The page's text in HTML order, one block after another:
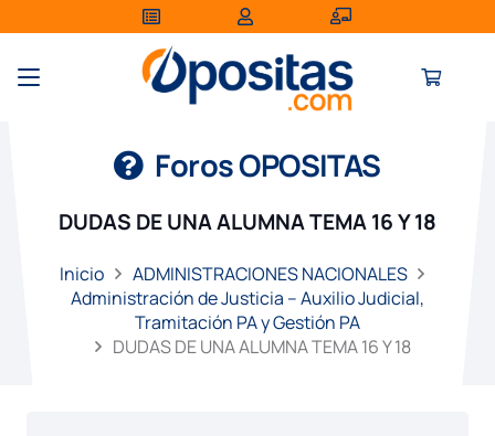
Foros OPOSITAS
DUDAS DE UNA ALUMNA TEMA 16 Y 18
Inicio
ADMINISTRACIONES NACIONALES
Administración de Justicia – Auxilio Judicial,
Tramitación PA y Gestión PA
DUDAS DE UNA ALUMNA TEMA 16 Y 18